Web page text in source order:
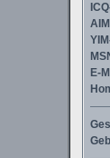
E-